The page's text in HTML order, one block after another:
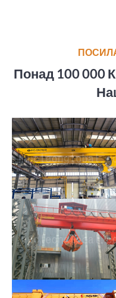
Понад 100 000